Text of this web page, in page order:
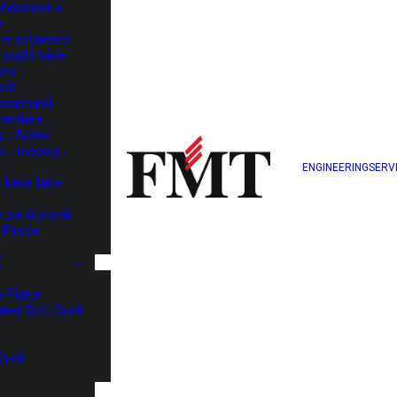
e
e sottaceto
base
,
, Aceto
, topping ,
latte
piatti pronti
Piatte
Soft Drink
ENGINEERING